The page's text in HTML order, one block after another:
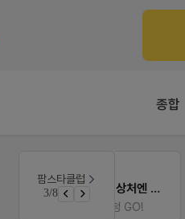
종합
팜스타클럽
3/8 우리 가족 다양한 상처엔 비아핀!